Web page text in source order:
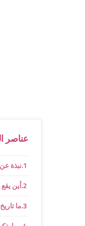
عناصر
نبذة
أين
ما